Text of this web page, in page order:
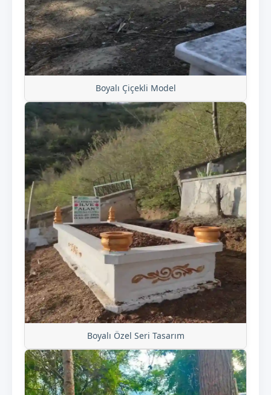
Boyalı Çiçekli Model
Boyalı Özel Seri Tasarım